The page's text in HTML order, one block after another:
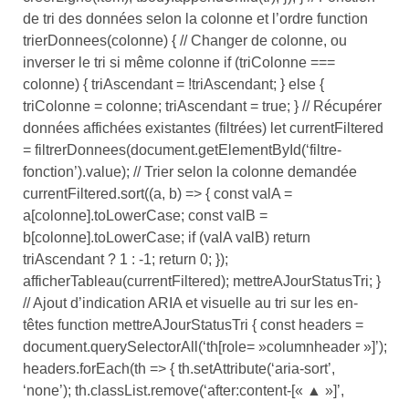
de tri des données selon la colonne et l’ordre function
trierDonnees(colonne) { // Changer de colonne, ou
inverser le tri si même colonne if (triColonne ===
colonne) { triAscendant = !triAscendant; } else {
triColonne = colonne; triAscendant = true; } // Récupérer
données affichées existantes (filtrées) let currentFiltered
= filtrerDonnees(document.getElementById(‘filtre-
fonction’).value); // Trier selon la colonne demandée
currentFiltered.sort((a, b) => { const valA =
a[colonne].toLowerCase; const valB =
b[colonne].toLowerCase; if (valA valB) return
triAscendant ? 1 : -1; return 0; });
afficherTableau(currentFiltered); mettreAJourStatusTri; }
// Ajout d’indication ARIA et visuelle au tri sur les en-
têtes function mettreAJourStatusTri { const headers =
document.querySelectorAll(‘th[role= »columnheader »]’);
headers.forEach(th => { th.setAttribute(‘aria-sort’,
‘none’); th.classList.remove(‘after:content-[« ▲ »]’,